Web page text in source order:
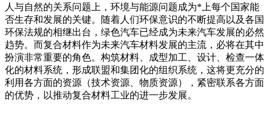
人与自然的关系问题上，环境与能源问题成为*上每个国家能
否生存和发展的关键。随着人们环保意识的不断提高以及各国
环保法规的相继出台，绿色汽车已经成为未来汽车发展的必然
趋势。而复合材料作为未来汽车材料发展的主流，必将在其中
扮演非常重要的角色。构筑材料、成型加工、设计、检查一体
化的材料系统，形成联盟和集团化的组织系统，这将更充分的
利用各方面的资源（技术资源、物质资源），紧密联系各方面
的优势，以推动复合材料工业的进一步发展。